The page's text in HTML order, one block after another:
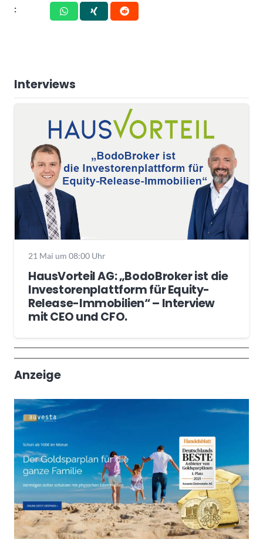
:
Interviews
21 Mai um 08:00 Uhr
HausVorteil AG: „BodoBroker ist die
Investorenplattform für Equity-
Release-Immobilien“ – Interview
mit CEO und CFO.
Wochenrückblick
Trendthemen
Anzeige